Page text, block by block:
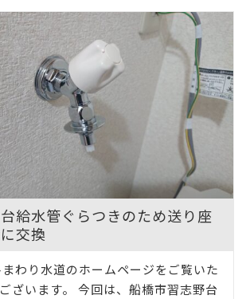
給水管ぐらつきのため送り座
交換
わり水道のホームページをご覧いた
ざいます。 今回は、船橋市習志野台